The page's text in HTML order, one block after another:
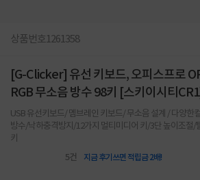
상품번호1261358
[G-Clicker] 유선 키보드, 오피스프로
RGB 무소음 방수 98키 [스키이시티
USB 유선키보드/ 멤브레인 키보드/ 무소음 설계 / 다양한
방수/낙하충격방지/12가지 멀티미디어 키/3단 높이조절/
키
5건 지금 후기쓰면 적립금 2배!